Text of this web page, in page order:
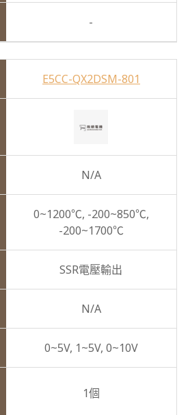
-
E5CC-QX2DSM-801
N/A
0~1200℃, -200~850℃,
-200~1700℃
SSR電壓輸出
N/A
0~5V, 1~5V, 0~10V
1個